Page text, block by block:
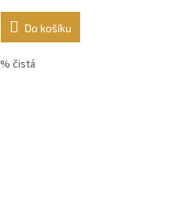
Do košíku
čistá